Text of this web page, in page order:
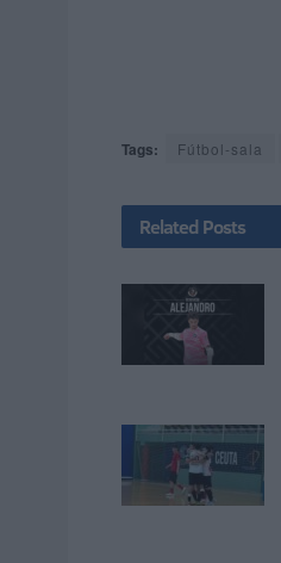
Tags: Fútbol-sala
Related Posts